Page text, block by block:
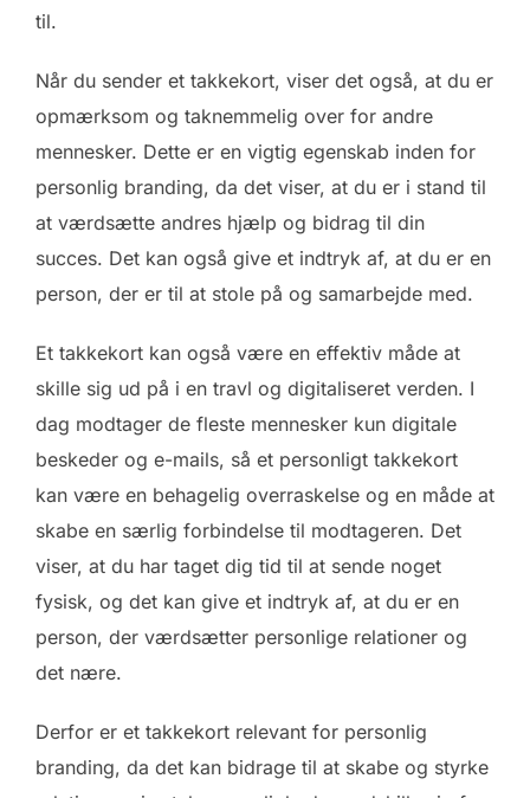
til.
Når du sender et takkekort, viser det også, at du er
opmærksom og taknemmelig over for andre
mennesker. Dette er en vigtig egenskab inden for
personlig branding, da det viser, at du er i stand til
at værdsætte andres hjælp og bidrag til din
succes. Det kan også give et indtryk af, at du er en
person, der er til at stole på og samarbejde med.
Et takkekort kan også være en effektiv måde at
skille sig ud på i en travl og digitaliseret verden. I
dag modtager de fleste mennesker kun digitale
beskeder og e-mails, så et personligt takkekort
kan være en behagelig overraskelse og en måde at
skabe en særlig forbindelse til modtageren. Det
viser, at du har taget dig tid til at sende noget
fysisk, og det kan give et indtryk af, at du er en
person, der værdsætter personlige relationer og
det nære.
Derfor er et takkekort relevant for personlig
branding, da det kan bidrage til at skabe og styrke